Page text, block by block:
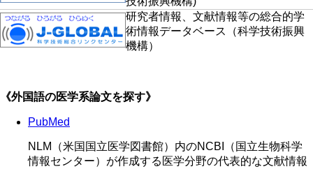
研究者情報、文献情報等の総合的学
術情報データベース（科学技術振興
機構）
《外国語の医学系論文を探す》
PubMed
NLM（米国国立医学図書館）内のNCBI（国立生物科学
情報センター）が作成する医学分野の代表的な文献情報